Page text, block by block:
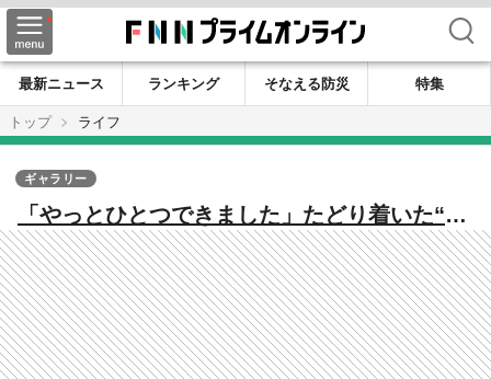
検索
最新ニュース ランキング そなえる防災
特集
トップ
ライフ
「やっとひとつできました」たどり着いた“最
後”の絵 23歳で急逝した女性画家・大崎真理
子さんの生涯【高知発】
ギャラリー